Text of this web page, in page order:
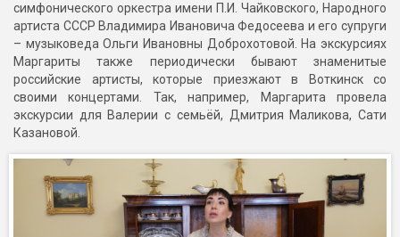
симфонического оркестра имени П.И. Чайковского, Народного
артиста СССР Владимира Ивановича Федосеева и его супруги
– музыковеда Ольги Ивановны Доброхотовой. На экскурсиях
Маргариты также периодически бывают знаменитые
российские артисты, которые приезжают в Воткинск со
своими концертами. Так, например, Маргарита провела
экскурсии для Валерии с семьёй, Дмитрия Маликова, Сати
Казановой.